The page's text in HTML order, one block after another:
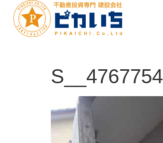
S__4767754